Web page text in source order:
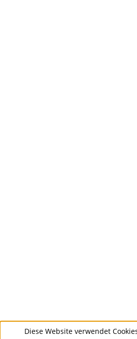
Diese Website verwendet